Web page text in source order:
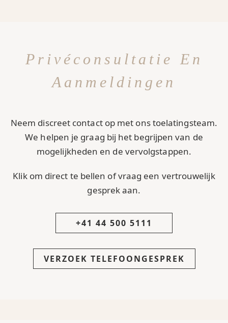
Privéconsultatie En
Aanmeldingen
Neem discreet contact op met ons toelatingsteam.
We helpen je graag bij het begrijpen van de
mogelijkheden en de vervolgstappen.
Klik om direct te bellen of vraag een vertrouwelijk
gesprek aan.
+41 44 500 5111
VERZOEK TELEFOONGESPREK